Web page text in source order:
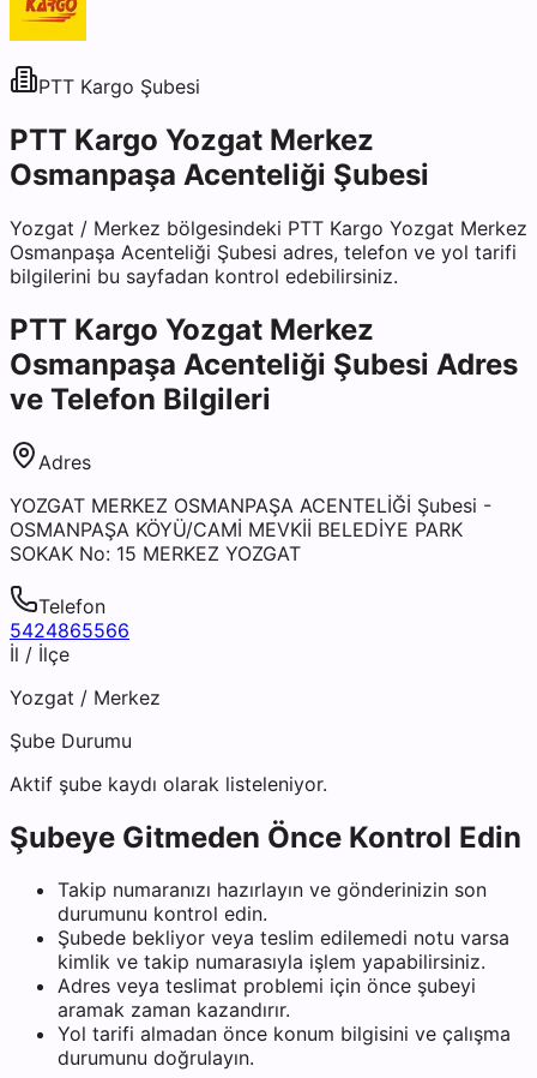
PTT Kargo Şubesi
PTT Kargo Yozgat Merkez
Osmanpaşa Acenteliği Şubesi
Yozgat / Merkez bölgesindeki PTT Kargo Yozgat Merkez
Osmanpaşa Acenteliği Şubesi adres, telefon ve yol tarifi
bilgilerini bu sayfadan kontrol edebilirsiniz.
PTT Kargo Yozgat Merkez
Osmanpaşa Acenteliği Şubesi Adres
ve Telefon Bilgileri
Adres
YOZGAT MERKEZ OSMANPAŞA ACENTELİĞİ Şubesi -
OSMANPAŞA KÖYÜ/CAMİ MEVKİİ BELEDİYE PARK
SOKAK No: 15 MERKEZ YOZGAT
Telefon
5424865566
İl / İlçe
Yozgat / Merkez
Şube Durumu
Aktif şube kaydı olarak listeleniyor.
Şubeye Gitmeden Önce Kontrol Edin
Takip numaranızı hazırlayın ve gönderinizin son
durumunu kontrol edin.
Şubede bekliyor veya teslim edilemedi notu varsa
kimlik ve takip numarasıyla işlem yapabilirsiniz.
Adres veya teslimat problemi için önce şubeyi
aramak zaman kazandırır.
Yol tarifi almadan önce konum bilgisini ve çalışma
durumunu doğrulayın.